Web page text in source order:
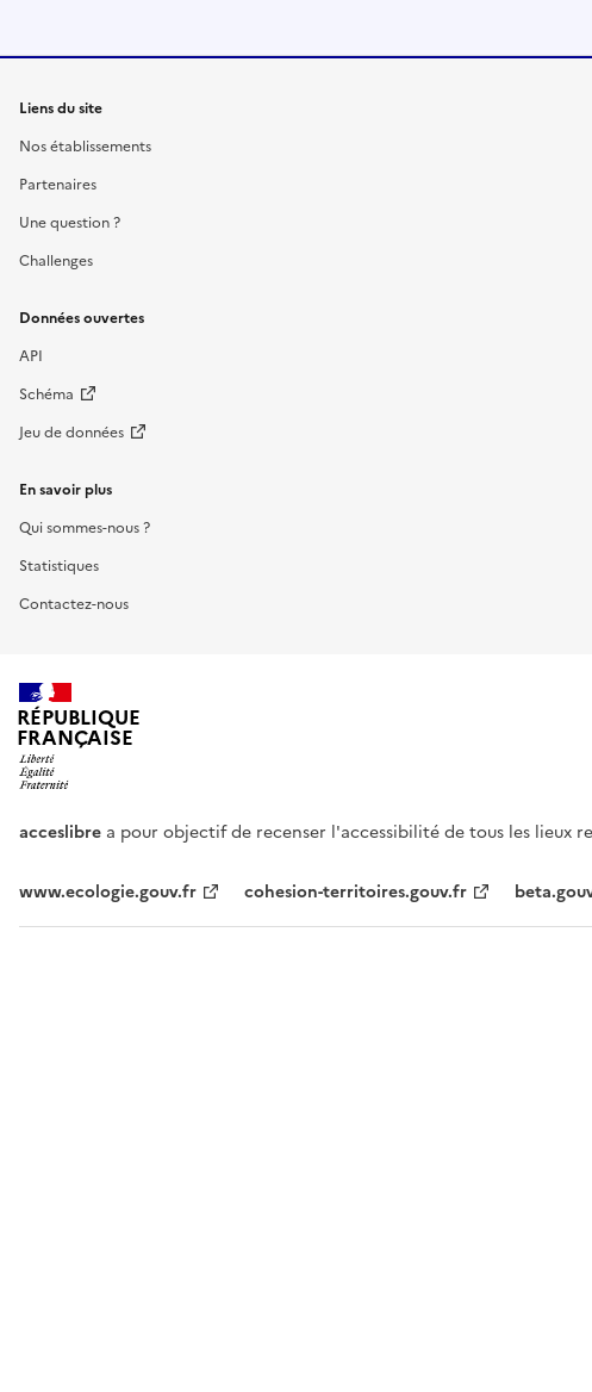
Liens du site
Nos établissements
Partenaires
Une question ?
Challenges
Données ouvertes
API
Schéma
Jeu de données
En savoir plus
Qui sommes-nous ?
Statistiques
Contactez-nous
RÉPUBLIQUE
FRANÇAISE
acceslibre a pour objectif de recenser l'accessibilité de tous les lieux
www.ecologie.gouv.fr cohesion-territoires.gouv.fr